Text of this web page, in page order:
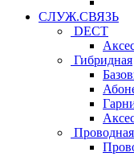
СЛУЖ.СВЯЗЬ
DECT
Гибридная
Проводная